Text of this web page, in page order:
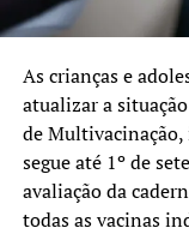
As crianças e
atualizar a
de Multivacinação,
segue até 1º de
avaliação da
todas as vacinas